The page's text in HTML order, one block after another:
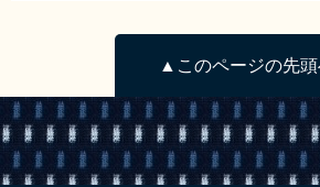
▲このページの先